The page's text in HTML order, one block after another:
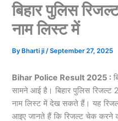
बिहार पुलिस
नाम लिस्ट में
By Bharti ji /September 27, 2025
Bihar Police Result 2025 :
सामने आई है। बिहार पुलिस रिजल्ट
नाम लिस्ट में देख सकते हैं। यह रिजल्ट
आइए जानते हैं कि रिजल्ट चेक करने